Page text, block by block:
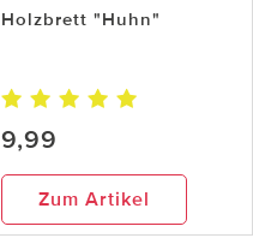
Holzbrett "Huhn"
9,99
Zum Artikel